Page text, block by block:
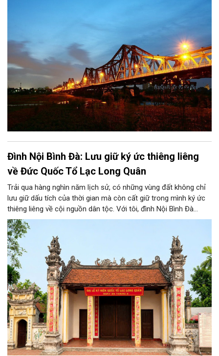
chút háo hức mong chờ. Chờ đợi khoảnh khắc ấy. Khoảnh khắc
tưởng chừng như rất đơn giản, rất đỗi bình thường và vẫn diễn
ra hàng ngày ấy. Bây giờ ánh sáng có thể nhìn thấy bất kỳ đâu,
bất kỳ chỗ nào và đủ mọi màu sắc nhưng trước kia thì khác.
Ánh sáng là một điều gì đó rất xa xỉ.
Đình Nội Bình Đà: Lưu giữ ký ức thiêng liêng
về Đức Quốc Tổ Lạc Long Quân
Trải qua hàng nghìn năm lịch sử, có những vùng đất không chỉ
lưu giữ dấu tích của thời gian mà còn cất giữ trong mình ký ức
thiêng liêng về cội nguồn dân tộc. Với tôi, đình Nội Bình Đà
không chỉ là ngôi đình cổ của quê hương, mà còn gắn với tuổi
thơ, với những mùa lễ hội tháng ba âm lịch và với niềm tự hào
về vùng đất thờ Đức Quốc Tổ Lạc Long Quân, vị thủy tổ của
dân tộc Việt Nam.